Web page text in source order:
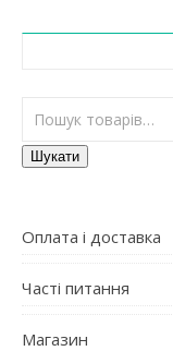
Шукати:
Шукати
Оплата і доставка
Часті питання
Магазин